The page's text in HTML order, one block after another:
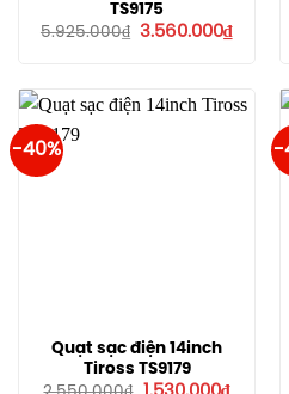
TS9175
5.925.000₫ Giá
3.560.000₫Giá
-40%
Quạt sạc điện 14inch
Tiross TS9179
Giá
Giá
-